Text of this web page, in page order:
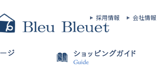
採用情報 会社情報